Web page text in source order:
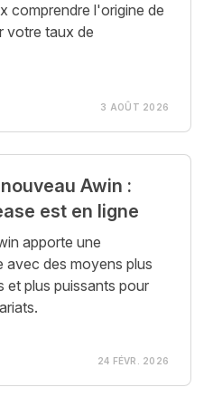
comprendre l'origine de
votre taux de
3 AOÛT 2026
Awin :
est en ligne
apporte une
avec des moyens plus
et plus puissants pour
24 FÉVR. 2026